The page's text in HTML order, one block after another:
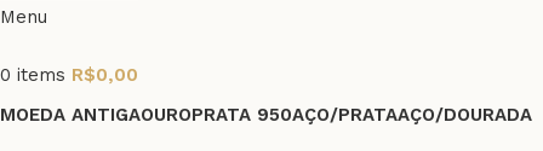
Menu
0 items R$0,00
MOEDA ANTIGAOUROPRATA 950AÇO/PRATAAÇO/DOURADA